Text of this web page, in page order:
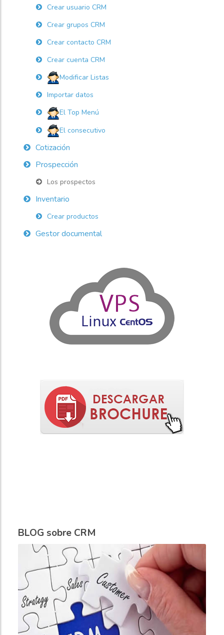
Crear usuario CRM
Crear grupos CRM
Crear contacto CRM
Crear cuenta CRM
Modificar Listas
Importar datos
El Top Menú
El consecutivo
Cotización
Prospección
Los prospectos
Inventario
Crear productos
Gestor documental
BLOG sobre CRM